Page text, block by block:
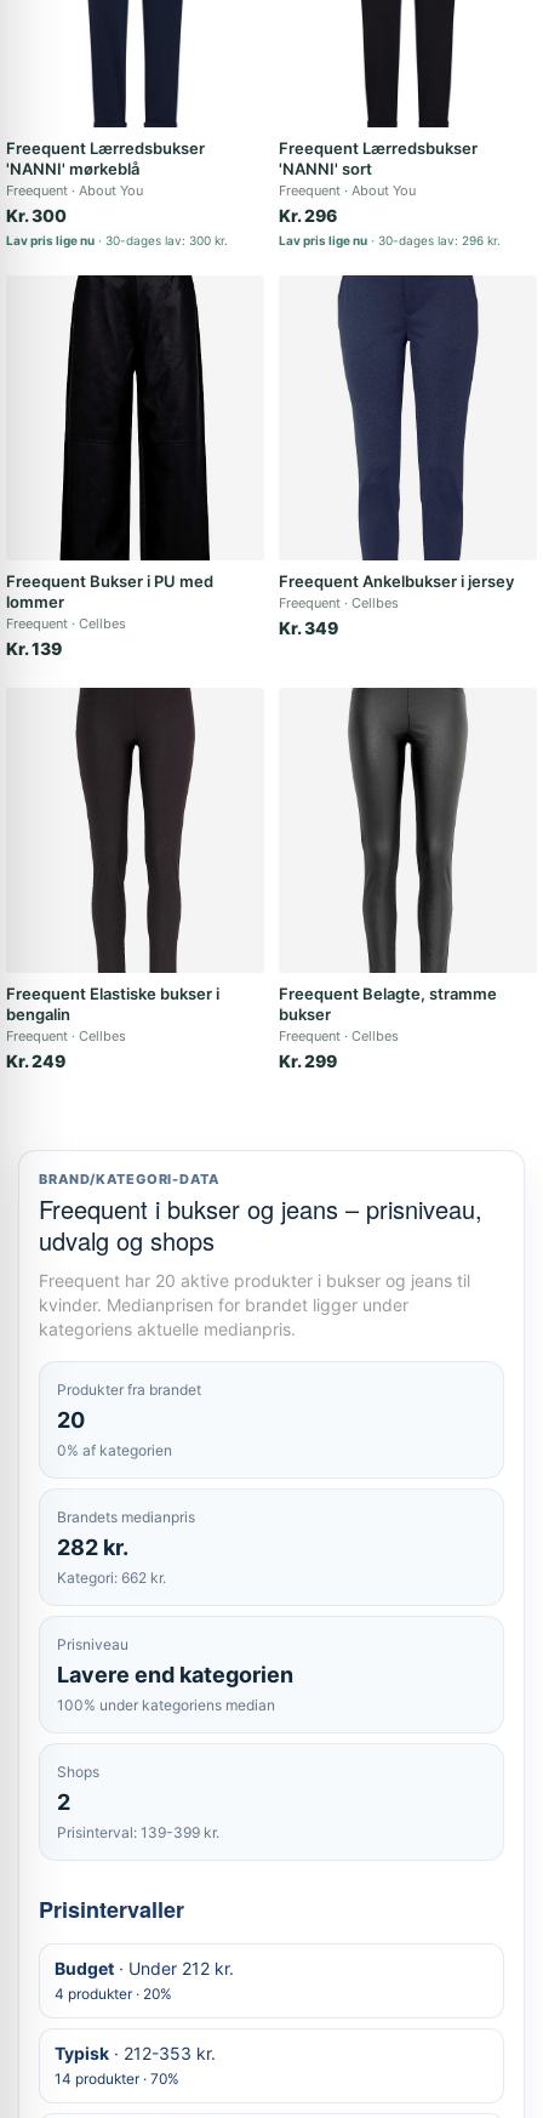
Freequent Lærredsbukser
'NANNI' mørkeblå
Freequent About You
Kr. 300
Lav pris lige nu 30-dages lav: 300 kr.
Freequent Lærredsbukser
'NANNI' sort
Freequent About You
Kr. 296
Lav pris lige nu 30-dages lav: 296 kr.
Freequent Bukser i PU med
lommer
Freequent Cellbes
Kr. 139
Freequent Ankelbukser i jersey
Freequent Cellbes
Kr. 349
Freequent Elastiske bukser i
bengalin
Freequent Cellbes
Kr. 249
Freequent Belagte, stramme
bukser
Freequent Cellbes
Kr. 299
BRAND/KATEGORI-DATA
Freequent i bukser og jeans – prisniveau,
udvalg og shops
Freequent har 20 aktive produkter i bukser og jeans til
kvinder. Medianprisen for brandet ligger under
kategoriens aktuelle medianpris.
Produkter fra brandet
20
0% af kategorien
Brandets medianpris
282 kr.
Kategori: 662 kr.
Prisniveau
Lavere end kategorien
100% under kategoriens median
Shops
2
Prisinterval: 139-399 kr.
Prisintervaller
Budget · Under 212 kr.
4 produkter · 20%
Typisk · 212-353 kr.
14 produkter · 70%